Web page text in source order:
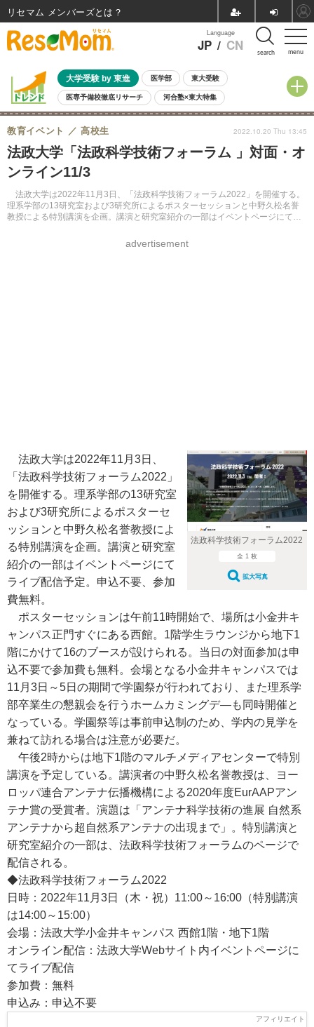
menu
Language
JP / CN search
大学受験 by 東進 医学部 東大受験
医専予備校徹底リサーチ 河合塾×東大特集
親子で考える大学選び 高校受験 中学受験 小学校受験
共通テスト 夏休み
8月開催イベント・WS 全国公立高校 過去問 人気記事
自由研究教材（小学生向け）
法政大学「法政科学技術フォーラム 」対面・オ
ンライン11/3
法政大学は2022年11月3日、「法政科学技術フォーラム2022」を開催する。
理系学部の13研究室および3研究所によるポスターセッションと中野久松名誉
教授による特別講演を企画。講演と研究室紹介の一部はイベントページにてラ
教育イベント 高校生
advertisement
2022.10.20 Thu 13:45
法政科学技術フォーラム2022
全 1 枚
拡大写真
法政大学は2022年11月3日、
「法政科学技術フォーラム2022」
を開催する。理系学部の13研究室
および3研究所によるポスターセ
ッションと中野久松名誉教授によ
る特別講演を企画。講演と研究室
紹介の一部はイベントページにて
ライブ配信予定。申込不要、参加
費無料。
ポスターセッションは午前11時開始で、場所は小金井キ
ャンパス正門すぐにある西館。1階学生ラウンジから地下1
階にかけて16のブースが設けられる。当日の対面参加は申
込不要で参加費も無料。会場となる小金井キャンパスでは
11月3日～5日の期間で学園祭が行われており、また理系学
部卒業生の懇親会を行うホームカミングデ―も同時開催と
なっている。学園祭等は事前申込制のため、学内の見学を
兼ねて訪れる場合は注意が必要だ。
午後2時からは地下1階のマルチメディアセンターで特別
講演を予定している。講演者の中野久松名誉教授は、ヨー
ロッパ連合アンテナ伝播機構による2020年度EurAAPアン
テナ賞の受賞者。演題は「アンテナ科学技術の進展 自然系
アンテナから超自然系アンテナの出現まで」。特別講演と
研究室紹介の一部は、法政科学技術フォーラムのページで
配信される。
◆法政科学技術フォーラム2022
日時：2022年11月3日（木・祝）11:00～16:00（特別講演
は14:00～15:00）
会場：法政大学小金井キャンパス 西館1階・地下1階
オンライン配信：法政大学Webサイト内イベントページに
てライブ配信
参加費：無料
申込み：申込不要
リセマム メンバーズ